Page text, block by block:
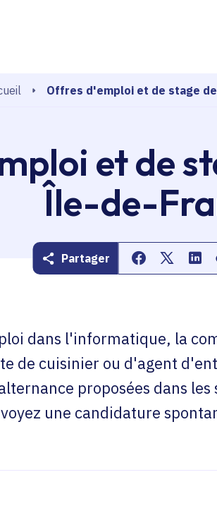
Offres d'emploi et de stage
et de
Île-de-
Partager Partager sur
Partager
dans l'informatique, la
de cuisinier ou d'agent
proposées dans
une candidature